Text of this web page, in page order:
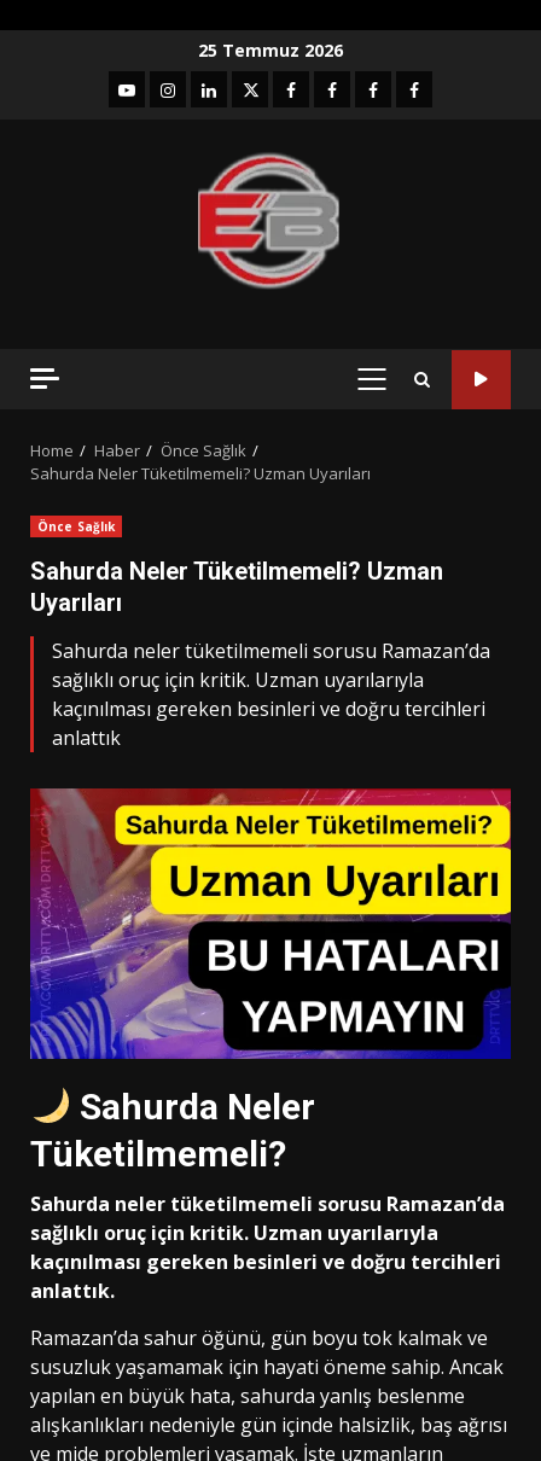
25 Temmuz 2026
YouTubeInstagram
LinkedIntwitterfacebook-Facebook-
Facebook-Facebook-
PRIMARY
Home Haber
Önce Sağlık
Sahurda Neler Tüketilmemeli? Uzman Uyarıları
Önce Sağlık
Sahurda Neler Tüketilmemeli? Uzman
Uyarıları
Sahurda neler tüketilmemeli sorusu Ramazan’da
sağlıklı oruç için kritik. Uzman uyarılarıyla
kaçınılması gereken besinleri ve doğru tercihleri
anlattık
Sahurda Neler
Tüketilmemeli?
Sahurda neler tüketilmemeli sorusu Ramazan’da
sağlıklı oruç için kritik. Uzman uyarılarıyla
kaçınılması gereken besinleri ve doğru tercihleri
anlattık.
Ramazan’da sahur öğünü, gün boyu tok kalmak ve
susuzluk yaşamamak için hayati öneme sahip. Ancak
yapılan en büyük hata, sahurda yanlış beslenme
alışkanlıkları nedeniyle gün içinde halsizlik, baş ağrısı
ve mide problemleri yaşamak. İşte uzmanların